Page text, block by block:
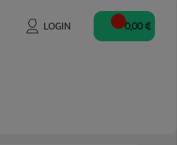
LOGIN 0,00 €